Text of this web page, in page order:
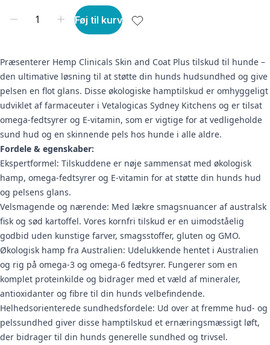
Føj til kurv
Præsenterer Hemp Clinicals Skin and Coat Plus tilskud til hunde –
den ultimative løsning til at støtte din hunds hudsundhed og give
pelsen en flot glans. Disse økologiske hamptilskud er omhyggeligt
udviklet af farmaceuter i Vetalogicas Sydney Kitchens og er tilsat
omega-fedtsyrer og E-vitamin, som er vigtige for at vedligeholde
sund hud og en skinnende pels hos hunde i alle aldre.
Fordele & egenskaber:
Ekspertformel: Tilskuddene er nøje sammensat med økologisk
hamp, omega-fedtsyrer og E-vitamin for at støtte din hunds hud
og pelsens glans.
Velsmagende og nærende: Med lækre smagsnuancer af australsk
fisk og sød kartoffel. Vores kornfri tilskud er en uimodståelig
godbid uden kunstige farver, smagsstoffer, gluten og GMO.
Økologisk hamp fra Australien: Udelukkende hentet i Australien
og rig på omega-3 og omega-6 fedtsyrer. Fungerer som en
komplet proteinkilde og bidrager med et væld af mineraler,
antioxidanter og fibre til din hunds velbefindende.
Helhedsorienterede sundhedsfordele: Ud over at fremme hud- og
pelssundhed giver disse hamptilskud et ernæringsmæssigt løft,
der bidrager til din hunds generelle sundhed og trivsel.